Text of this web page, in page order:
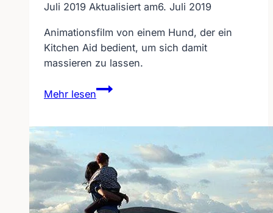
Juli 2019 Aktualisiert am6. Juli 2019
Animationsfilm von einem Hund, der ein
Kitchen Aid bedient, um sich damit
massieren zu lassen.
Mehr lesen
Animationsfilm
The